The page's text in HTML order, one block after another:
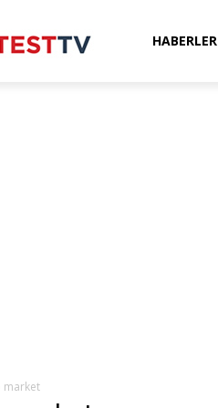
HABERLER
market